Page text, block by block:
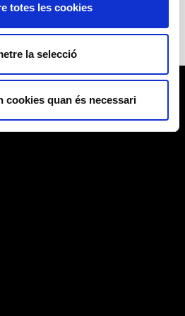
totes les cookies
la selecció
cookies quan és necessari